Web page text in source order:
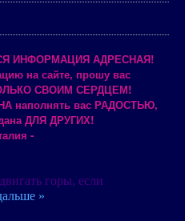
ИНФОРМАЦИЯ АДРЕСНАЯ!
на сайте, прошу вас
СВОИМ СЕРДЦЕМ!
наполнять вас РАДОСТЬЮ,
ДЛЯ ДРУГИХ!
-
горы, если
»